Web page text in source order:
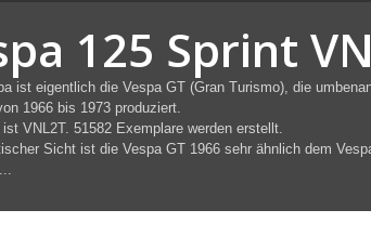
125 Sprint
ist eigentlich die Vespa GT (Gran Turismo), die
1966 bis 1973 produziert.
VNL2T. 51582 Exemplare werden erstellt.
Sicht ist die Vespa GT 1966 sehr ähnlich dem